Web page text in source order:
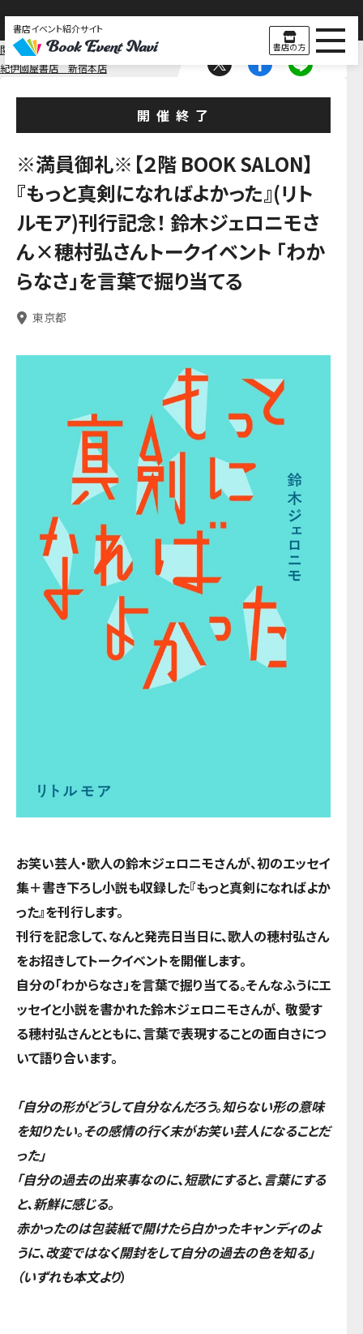
書店イベント紹介サイト
書店の方
関東
東京
紀伊國屋書店 新宿本店
開催終了
※満員御礼※【２階 BOOK SALON】
『もっと真剣になればよかった』(リト
ルモア)刊行記念！ 鈴木ジェロニモさ
ん×穂村弘さんトークイベント 「わか
らなさ」を言葉で掘り当てる
東京都
お笑い芸人​・歌人​の鈴木ジェロニモさんが、​初のエッセイ
集＋書き下ろし小説も収録した『​もっと真剣になればよか
った』を刊行します。
刊行を記念して、なんと発売​日当日に、歌人の穂村弘さん
をお招きしてトークイベントを​開催します。
自分の「わからなさ」を言葉で掘り当て​る。そんなふうにエ
ッセイと小説を書かれた鈴木ジェロニモさんが、 敬愛す
る穂村弘さんとともに、言葉で表現することの面白さにつ
いて語り合います。
「自分の形がどうして自分なんだろう。知らない形の意味
を知りたい。その感情の行く末がお笑い芸人になることだ
った」
「自分の過去の出来事なのに、短歌にすると、言葉にする
と、新鮮に感じる。
赤かったのは包装紙で開けたら白かったキャンディのよ
うに、改変ではなく開封をして自分の過去の色を知る」
（いずれも本文より）